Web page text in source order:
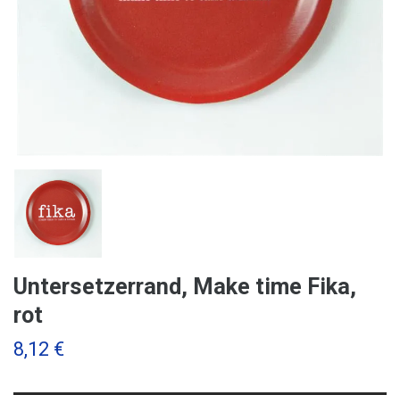
Untersetzerrand, Make time Fika,
rot
8,12 €